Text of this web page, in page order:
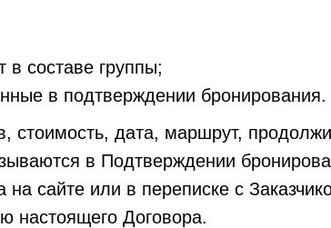
в составе группы;
в подтверждении бронирования.
стоимость, дата, маршрут,
в Подтверждении
на сайте или в переписке с
настоящего Договора.